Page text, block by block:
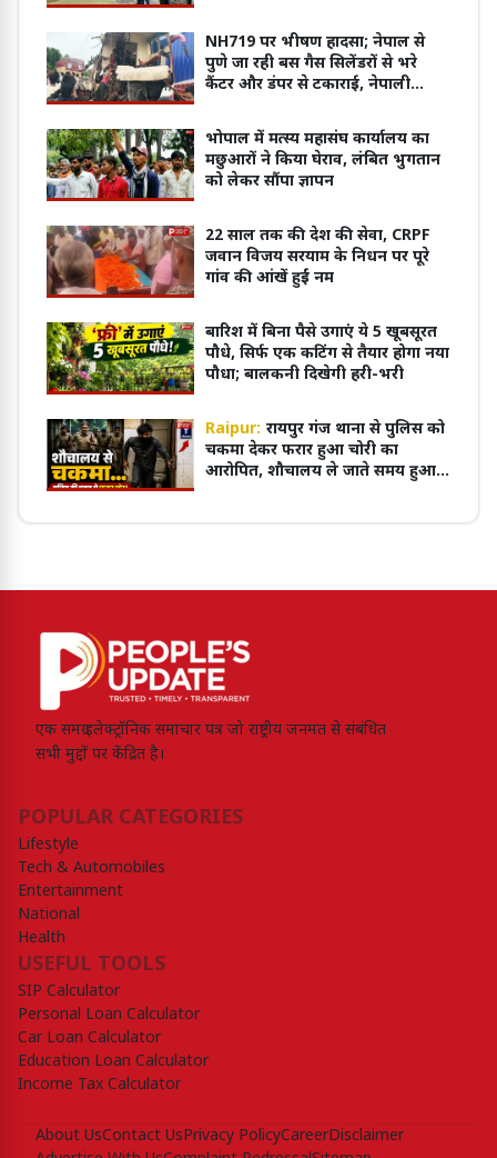
NH719 पर भीषण हादसा; नेपाल से
पुणे जा रही बस गैस सिलेंडरों से भरे
कैंटर और डंपर से टकाराई, नेपाली
भोपाल में मत्स्य महासंघ कार्यालय का
मछुआरों ने किया घेराव, लंबित भुगतान
को लेकर सौंपा ज्ञापन
22 साल तक की देश की सेवा, CRPF
जवान विजय सरयाम के निधन पर पूरे
गांव की आंखें हुईं नम
बारिश में बिना पैसे उगाएं ये 5 खूबसूरत
पौधे, सिर्फ एक कटिंग से तैयार होगा नया
पौधा; बालकनी दिखेगी हरी-भरी
Raipur: रायपुर गंज थाना से पुलिस को
चकमा देकर फरार हुआ चोरी का
आरोपित, शौचालय ले जाते समय हुआ
एक समग्र इलेक्ट्रॉनिक समाचार पत्र जो राष्ट्रीय जनमत से संबंधित
सभी मुद्दों पर केंद्रित है।
POPULAR CATEGORIES
Lifestyle
Tech & Automobiles
Entertainment
National
Health
USEFUL TOOLS
SIP Calculator
Personal Loan Calculator
Car Loan Calculator
Education Loan Calculator
Income Tax Calculator
About UsContact UsPrivacy PolicyCareerDisclaimer